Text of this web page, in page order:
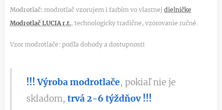
Modrotlač: modrotlač vzorujem i farbím vo vlastnej dielničke
Modrotlač LUCIA r.t., technologicky tradične, vzorovanie ručné.
Vzor modrotlače: podľa dohody a dostupnosti
!!! Výroba modrotlače, pokiaľ nie je
skladom, trvá 2-6 týždňov !!!